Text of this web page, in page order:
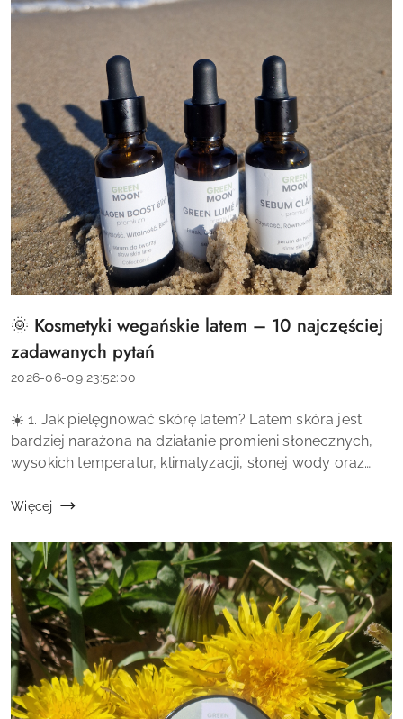
Tytuł
artykułu:
🌞 Kosmetyki wegańskie latem – 10 najczęściej
zadawanych pytań
Data
2026-06-09 23:52:00
Treść
artykułu:
☀️ 1. Jak pielęgnować skórę latem? Latem skóra jest
bardziej narażona na działanie promieni słonecznych,
wysokich temperatur, klimatyzacji, słonej wody oraz
na jej kondycję, dlatego wart...
Więcej